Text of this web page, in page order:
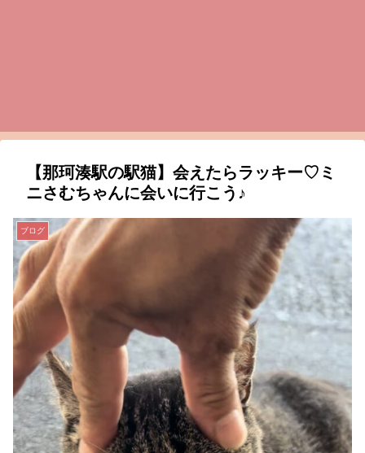
【那珂湊駅の駅猫】会えたらラッキー♡ミ
ニさむちゃんに会いに行こう♪
ブログ